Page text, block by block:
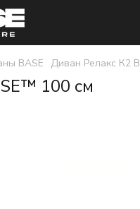
BASE Диван Релакс К2
100 см